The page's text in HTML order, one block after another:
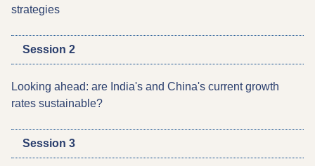
strategies
Session 2
Looking ahead: are India's and China's current growth
rates sustainable?
Session 3